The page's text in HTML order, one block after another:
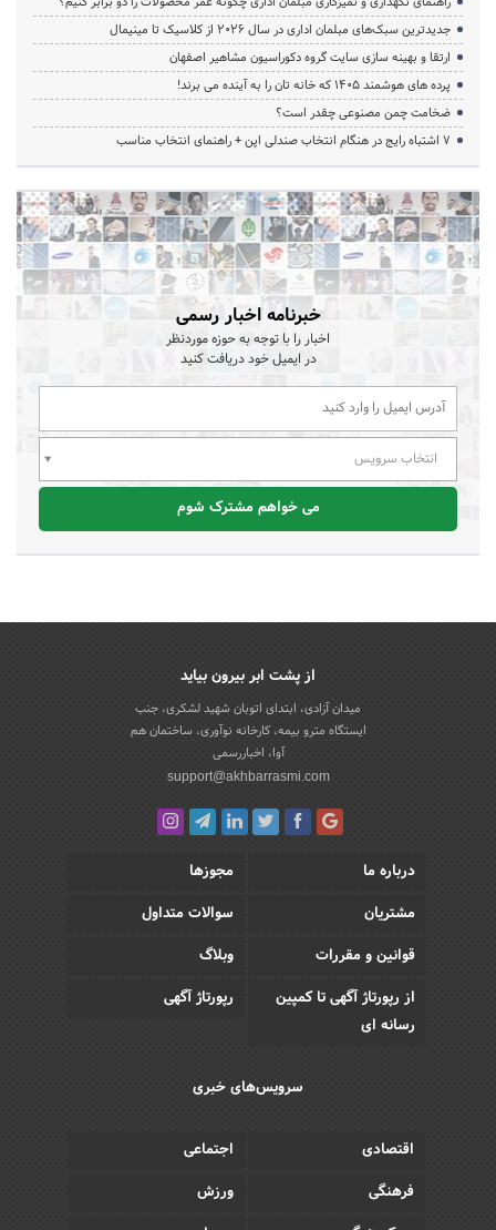
جدیدترین سبک‌های مبلمان اداری در سال ۲۰۲۶ از کلاسیک تا مینیمال
ارتقا و بهینه سازی سایت گروه دکوراسیون مشاهیر اصفهان
پرده‌ های هوشمند ۱۴۰۵ که خانه‌ تان را به آینده می‌ برند!
ضخامت چمن مصنوعی چقدر است؟
۷ اشتباه رایج در هنگام انتخاب صندلی اپن + راهنمای انتخاب مناسب
خبرنامه اخبار رسمی
اخبار را با توجه به حوزه موردنظر
در ایمیل خود دریافت کنید
انتخاب سرویس
می خواهم مشترک شوم
از پشت ابر بیرون بیاید
میدان آزادی، ابتدای اتوبان شهید لشکری، جنب
ایستگاه مترو بیمه، کارخانه نوآوری، ساختمان هم
آوا، اخباررسمی
support@akhbarrasmi.com
درباره ما
مجوزها
مشتریان
سوالات متداول
قوانین و مقررات
وبلاگ
از رپورتاژ آگهی تا کمپین
رسانه ای
رپورتاژ آگهی
سرویس‌های خبری
اقتصادی
اجتماعی
فرهنگی
ورزش